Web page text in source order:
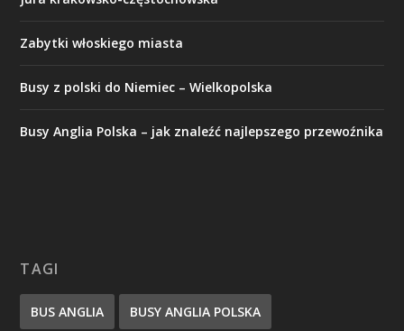
Zabytki włoskiego miasta
Busy z polski do Niemiec – Wielkopolska
Busy Anglia Polska – jak znaleźć najlepszego przewoźnika
TAGI
BUS ANGLIA BUSY ANGLIA POLSKA